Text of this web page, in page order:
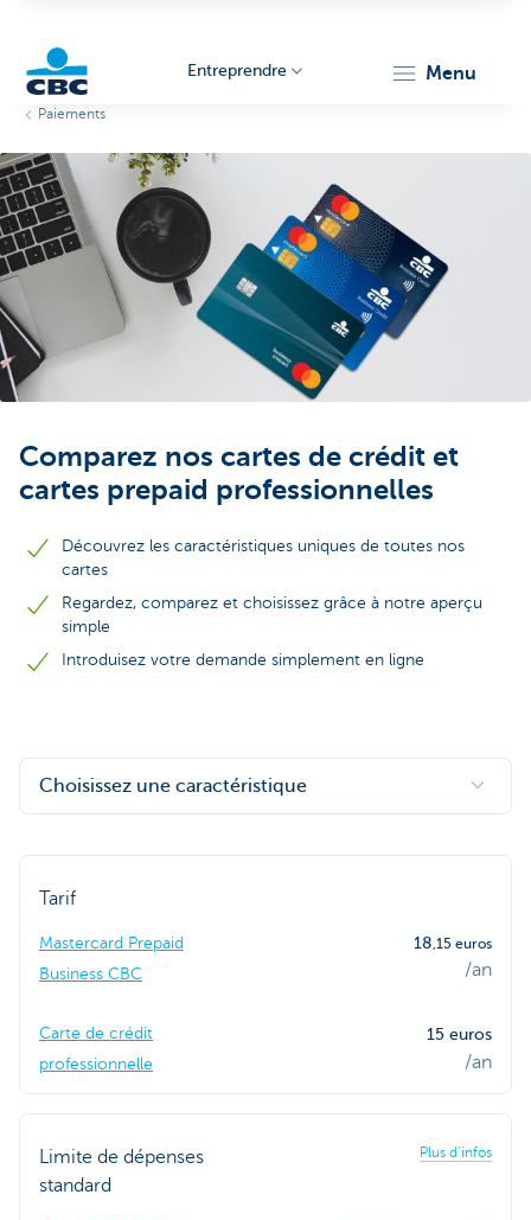
Entrepreneurs
Entreprendre menu
Paiements
Comparez nos cartes de crédit et
cartes prepaid professionnelles
Découvrez les caractéristiques uniques de toutes nos
cartes
Regardez, comparez et choisissez grâce à notre aperçu
simple
Introduisez votre demande simplement en ligne
Choisissez une caractéristique
Tarif
Mastercard Prepaid
Business CBC
18,15 euros
/an
Carte de crédit
professionnelle
15 euros
/an
Limite de dépenses
standard
Plus d’infos